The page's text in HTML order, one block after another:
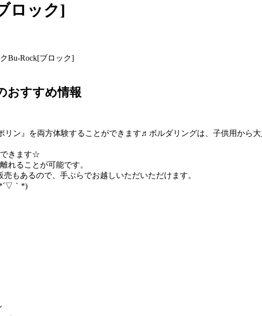
ロック]
おすすめ情報
リン』を両方体験することができます♬ボルダリングは、子供用から
できます☆
れることが可能です。
もあるので、手ぶらでお越しいただいただけます。
｀*)